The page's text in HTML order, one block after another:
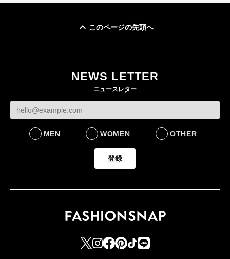
ケットなど7型を発売
FASHION
をラインナップ
LIFESTYLE
このページの先頭へ
NEWS LETTER
ニュースレター
MEN WOMEN OTHER
登録